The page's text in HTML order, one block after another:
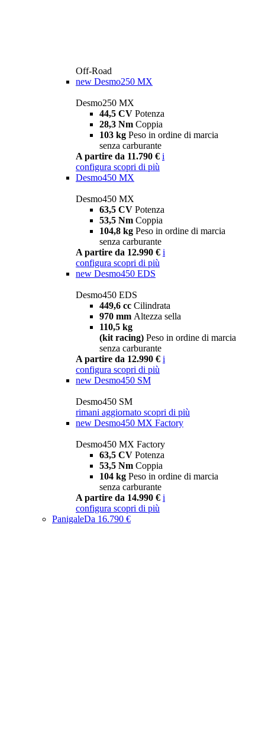
Off-Road
new Desmo250 MX
Desmo250 MX
44,5 CV Potenza
28,3 Nm Coppia
103 kg Peso in ordine di marcia
senza carburante
A partire da 11.790 € i
configura scopri di più
Desmo450 MX
Desmo450 MX
63,5 CV Potenza
53,5 Nm Coppia
104,8 kg Peso in ordine di marcia
senza carburante
A partire da 12.990 € i
configura scopri di più
new Desmo450 EDS
Desmo450 EDS
449,6 cc Cilindrata
970 mm Altezza sella
110,5 kg
(kit racing) Peso in ordine di marcia
senza carburante
A partire da 12.990 € i
configura scopri di più
new Desmo450 SM
Desmo450 SM
rimani aggiornato scopri di più
new Desmo450 MX Factory
Desmo450 MX Factory
63,5 CV Potenza
53,5 Nm Coppia
104 kg Peso in ordine di marcia
senza carburante
A partire da 14.990 € i
configura scopri di più
PanigaleDa 16.790 €